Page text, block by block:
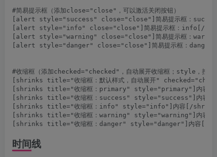
#简易提示框（添加close="close"，可以激活关闭按钮）
[alert style="success" close="close"]简易提示框：
[alert style="info" close="close"]简易提示框：info[/
[alert style="warning" close="close"]简易提示框：
[alert style="danger" close="close"]简易提示框：
#收缩框（添加checked="checked"，自动展开收缩框；style，控制
[shrinks title="收缩框：默认样式，自动展开"
[shrinks title="收缩框：primary" style="primary"]内容
[shrinks title="收缩框：success" style="success"]内容
[shrinks title="收缩框：info" style="info"]内容[/
[shrinks title="收缩框：warning" style="warning"]内容
时间线